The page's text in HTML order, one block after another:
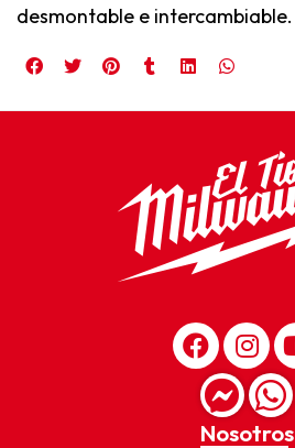
desmontable e intercambiable.
Nosotros